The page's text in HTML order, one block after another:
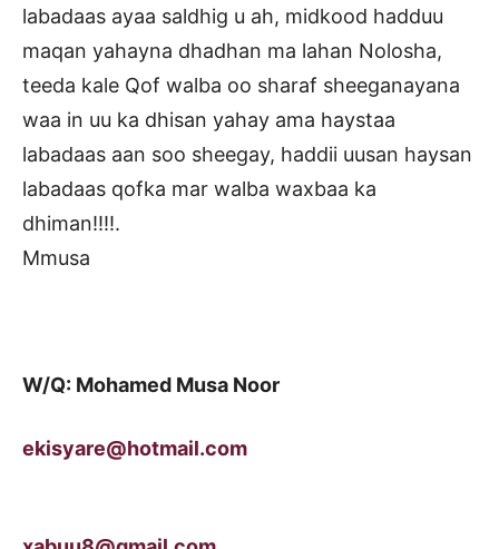
labadaas ayaa saldhig u ah, midkood hadduu
maqan yahayna dhadhan ma lahan Nolosha,
teeda kale Qof walba oo sharaf sheeganayana
waa in uu ka dhisan yahay ama haystaa
labadaas aan soo sheegay, haddii uusan haysan
labadaas qofka mar walba waxbaa ka
dhiman!!!!.
Mmusa
W/Q: Mohamed Musa Noor
ekisyare@hotmail.com